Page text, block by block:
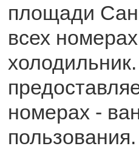
площади
всех
номерах -